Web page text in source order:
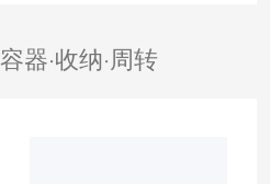
容器·收纳·周转